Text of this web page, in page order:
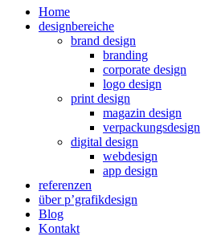
Home
designbereiche
brand design
branding
corporate design
logo design
print design
magazin design
verpackungsdesign
digital design
webdesign
app design
referenzen
über p’grafikdesign
Blog
Kontakt